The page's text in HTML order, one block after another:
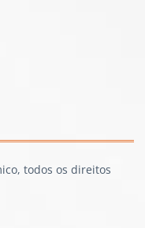
todos os direitos